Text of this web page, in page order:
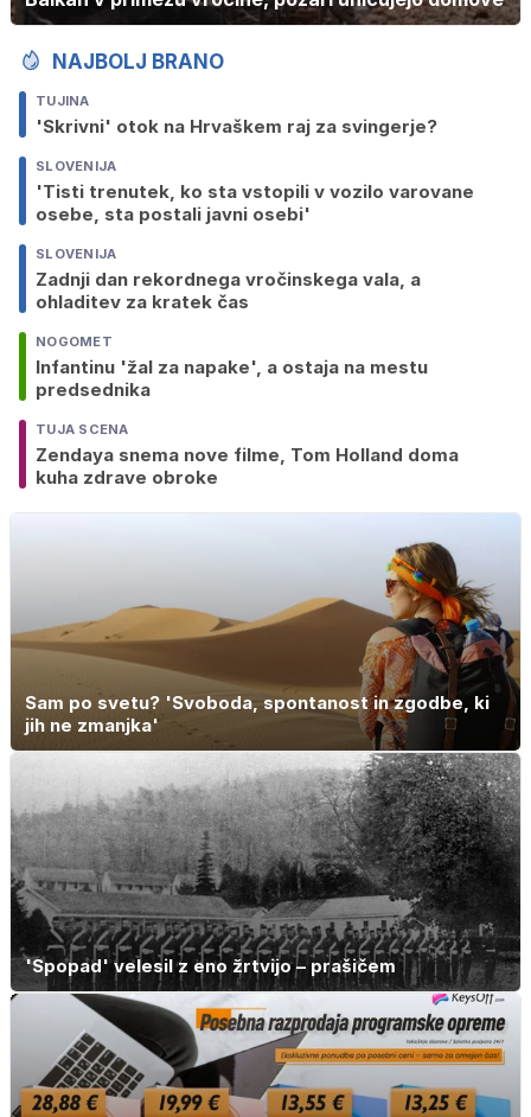
NAJBOLJ BRANO
TUJINA
'Skrivni' otok na Hrvaškem raj za svingerje?
SLOVENIJA
'Tisti trenutek, ko sta vstopili v vozilo varovane
osebe, sta postali javni osebi'
SLOVENIJA
Zadnji dan rekordnega vročinskega vala, a
ohladitev za kratek čas
NOGOMET
Infantinu 'žal za napake', a ostaja na mestu
predsednika
TUJA SCENA
Zendaya snema nove filme, Tom Holland doma
kuha zdrave obroke
Sam po svetu? 'Svoboda, spontanost in zgodbe, ki
jih ne zmanjka'
'Spopad' velesil z eno žrtvijo – prašičem